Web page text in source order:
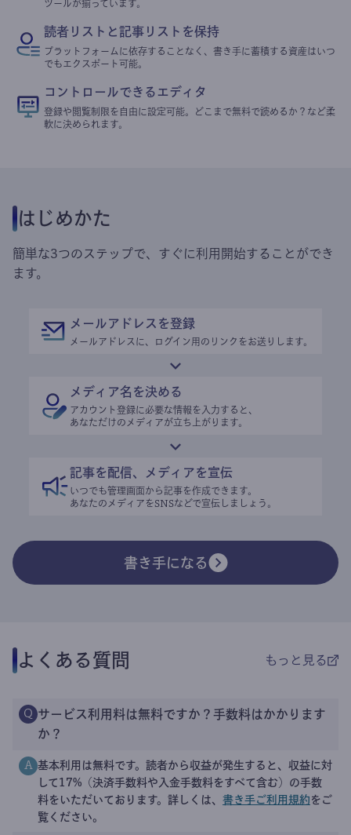
ツールが揃っています。
読者リストと記事リストを保持
プラットフォームに依存することなく、書き手に蓄積する資産はいつ
でもエクスポート可能。
コントロールできるエディタ
登録や閲覧制限を自由に設定可能。どこまで無料で読めるか？など柔
軟に決められます。
はじめかた
簡単な3つのステップで、すぐに利用開始することができ
ます。
メールアドレスを登録
メールアドレスに、ログイン用のリンクをお送りします。
メディア名を決める
アカウント登録に必要な情報を入力すると、
あなただけのメディアが立ち上がります。
記事を配信、メディアを宣伝
いつでも管理画面から記事を作成できます。
あなたのメディアをSNSなどで宣伝しましょう。
書き手になる
よくある質問 もっと見る
Q サービス利用料は無料ですか？手数料はかかります
か？
A 基本利用は無料です。読者から収益が発生すると、収益に対
して17%（決済手数料や入金手数料をすべて含む）の手数
料をいただいております。詳しくは、 書き手ご利用規約 をご
覧ください。